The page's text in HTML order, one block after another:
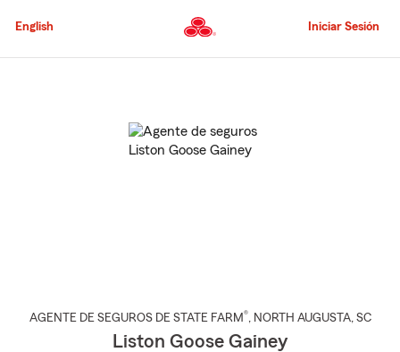
al
principal
English Iniciar Sesión
AGENTE DE SEGUROS DE STATE FARM®, NORTH AUGUSTA, SC
Liston Goose Gainey